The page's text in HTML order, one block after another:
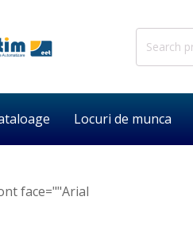
Search
Locuri de munca
face=""Arial